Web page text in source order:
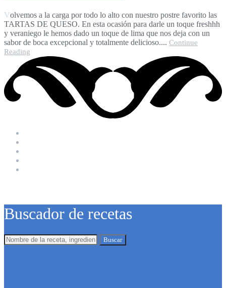
Volvemos a la carga por todo lo alto con nuestro postre favorito las
TARTAS DE QUESO. En esta ocasión para darle un toque freshhh
y veraniego le hemos dado un toque de lima que nos deja con un
sabor de boca excepcional y totalmente delicioso.... Continue
Reading
Buscador de recetas
Buscar